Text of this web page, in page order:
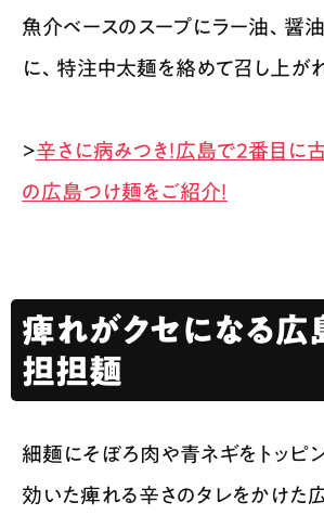
魚介ベースのスープにラー油、醤
に、特注中太麺を絡めて召し上がれ
>辛さに病みつき！広島で2番目に古
の広島つけ麺をご紹介！
痺れがクセになる広
担担麺
細麺にそぼろ肉や青ネギをトッピ
効いた痺れる辛さのタレをかけた